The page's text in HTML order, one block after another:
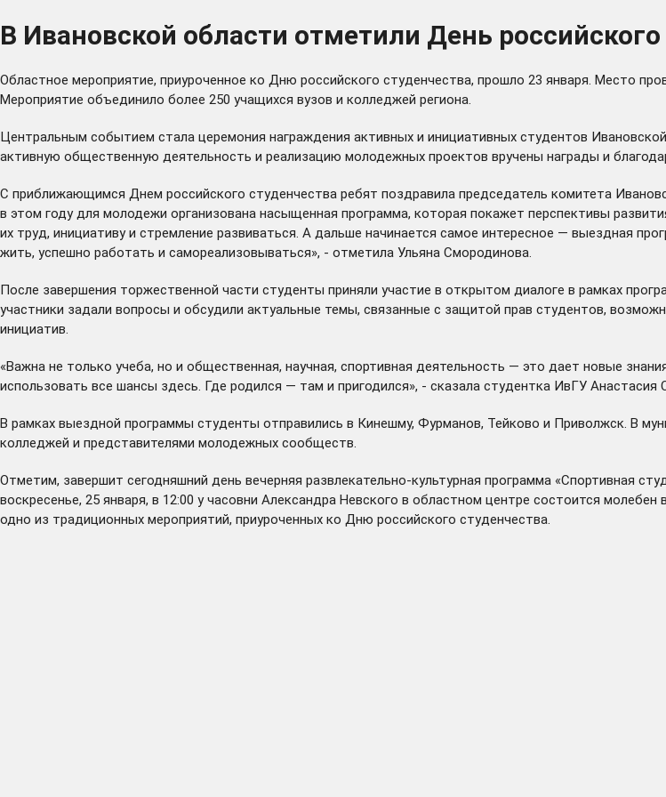
В Ивановской области отметили День российского
Областное мероприятие, приуроченное ко Дню российского студенчества, прошло 23 января. Место
Мероприятие объединило более 250 учащихся вузов и колледжей региона.
Центральным событием стала церемония награждения активных и инициативных студентов
активную общественную деятельность и реализацию молодежных проектов вручены награды и
С приближающимся Днем российского студенчества ребят поздравила председатель комитета
в этом году для молодежи организована насыщенная программа, которая покажет перспективы
их труд, инициативу и стремление развиваться. А дальше начинается самое интересное — выездная
жить, успешно работать и самореализовываться», - отметила Ульяна Смородинова.
После завершения торжественной части студенты приняли участие в открытом диалоге в рамках
участники задали вопросы и обсудили актуальные темы, связанные с защитой прав студентов,
инициатив.
«Важна не только учеба, но и общественная, научная, спортивная деятельность — это дает новые
использовать все шансы здесь. Где родился — там и пригодился», - сказала студентка ИвГУ Анастасия
В рамках выездной программы студенты отправились в Кинешму, Фурманов, Тейково и Приволжск. В
колледжей и представителями молодежных сообществ.
Отметим, завершит сегодняшний день вечерняя развлекательно-культурная программа «Спортивная
воскресенье, 25 января, в 12:00 у часовни Александра Невского в областном центре состоится
одно из традиционных мероприятий, приуроченных ко Дню российского студенчества.